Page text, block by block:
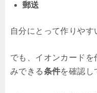
郵送
自分にとって作りやす
でも、イオンカード
みできる条件を確認し